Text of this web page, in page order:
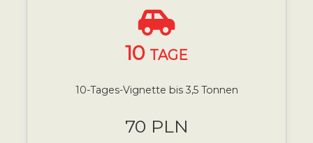
10 TAGE
10-Tages-Vignette bis 3,5 Tonnen
70 PLN